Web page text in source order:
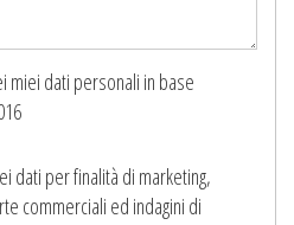
miei dati personali in base
dati per finalità di marketing,
commerciali ed indagini di